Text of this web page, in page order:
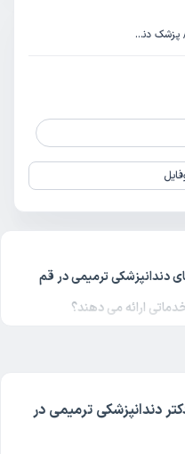
تخصص دندانپزشکی ترمیمی / پزشک دندانپزشک
دندانپزشکی ترمیمی در قم
ارائه می دهند؟
اینترنتی، مشاوره آنلاین پزشکی
دندانپزشکی ترمیمی در